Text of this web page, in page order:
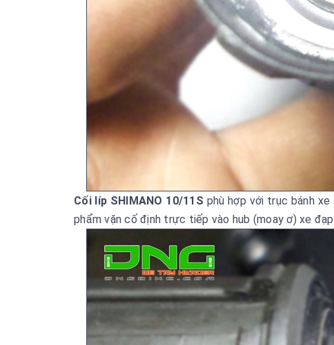
Cối líp SHIMANO 10/11S phù hợp với trục bánh
phẩm vặn cố định trực tiếp vào hub (moay ơ) xe đạp